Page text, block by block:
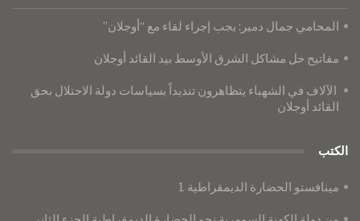
المحامي جمال دمير: يجب إجراء لقاء مع “أوجلان”
مفاتيح حل مشاكل الشرق الأوسط بيد القائد أوجلان
الآلاف في الشهباء يتظاهرون تنديداً بسياسات دولة الاحتلال بحق
القائد أوجلان
الكتب
مينافستو الحضارة الديمقراطية 1